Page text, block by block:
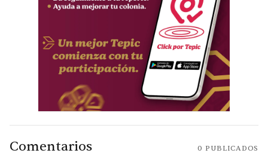
Comentarios 0 PUBLICADOS